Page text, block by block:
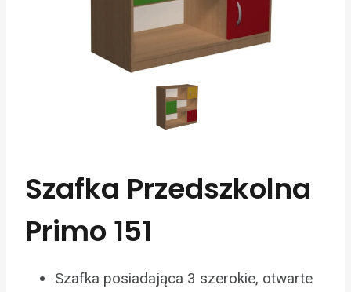
Szafka Przedszkolna
Primo 151
Szafka posiadająca 3 szerokie, otwarte